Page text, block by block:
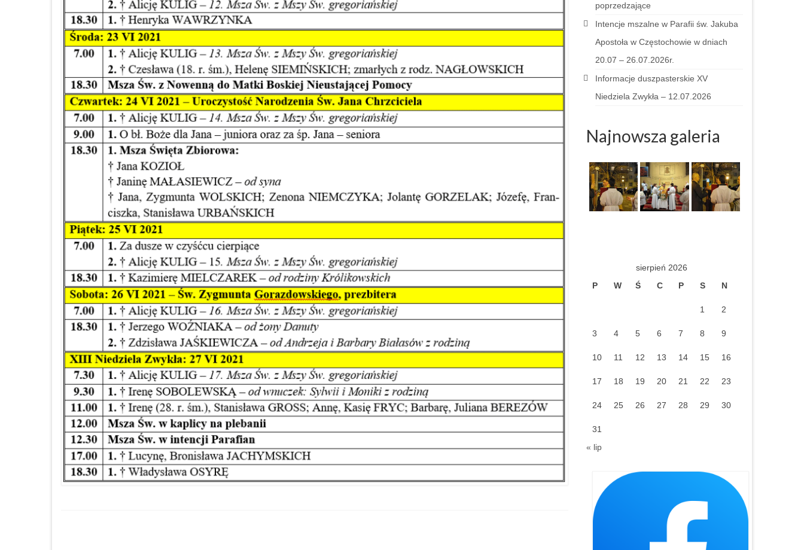
poprzedzające
Intencje mszalne w Parafii św. Jakuba
Apostoła w Częstochowie w dniach
20.07 – 26.07.2026r.
Informacje duszpasterskie XV
Niedziela Zwykła – 12.07.2026
Najnowsza galeria
sierpień 2026
P
W Ś C P S N
1 2
3 4 5 6 7 8 9
10 11 12 13 14 15 16
17 18 19 20 21 22 23
24 25 26 27 28 29 30
31
« lip